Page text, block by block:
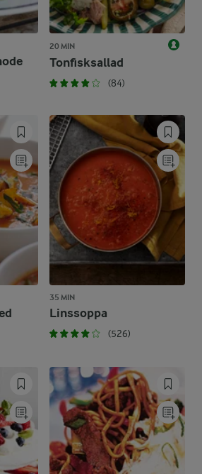
20 MIN
Tonfisksallad
(84)
35 MIN
Linssoppa
(526)